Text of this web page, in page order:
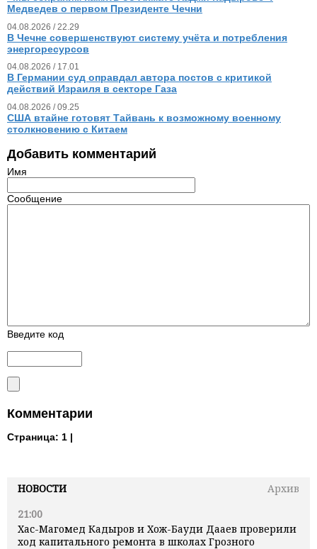
НОВОСТИ
Архив
21:00
Хас-Магомед Кадыров и Хож-Бауди Дааев проверили
ход капитального ремонта в школах Грозного
Медведев о первом Президенте Чечни
04.08.2026 / 22.29
В Чечне совершенствуют систему учёта и потребления
энергоресурсов
04.08.2026 / 17.01
В Германии суд оправдал автора постов с критикой
действий Израиля в секторе Газа
04.08.2026 / 09.25
США втайне готовят Тайвань к возможному военному
столкновению с Китаем
Добавить комментарий
Имя
Сообщение
Введите код
Комментарии
Страница: 1 |